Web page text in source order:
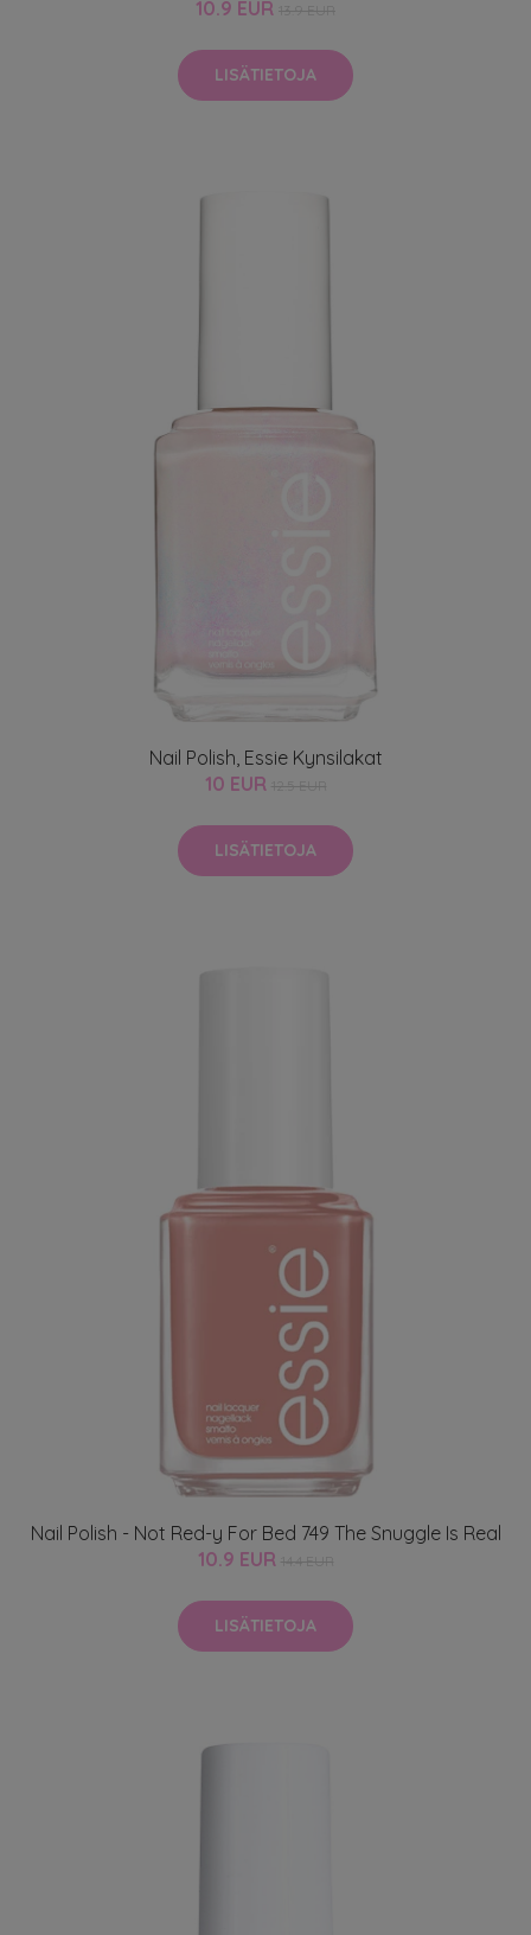
10.9 EUR
LISÄTIETOJA
Nail Polish, Essie Kynsilakat
10 EUR
LISÄTIETOJA
Nail Polish - Not Red-y For Bed 749 The Snuggle Is Real
10.9 EUR
LISÄTIETOJA